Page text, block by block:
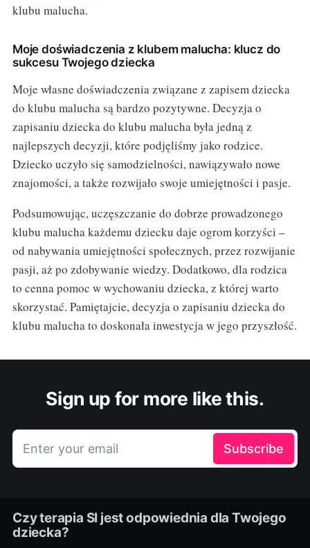
klubu malucha.
Moje doświadczenia z klubem malucha: klucz do
sukcesu Twojego dziecka
Moje własne doświadczenia związane z zapisem dziecka
do klubu malucha są bardzo pozytywne. Decyzja o
zapisaniu dziecka do klubu malucha była jedną z
najlepszych decyzji, które podjęliśmy jako rodzice.
Dziecko uczyło się samodzielności, nawiązywało nowe
znajomości, a także rozwijało swoje umiejętności i pasje.
Podsumowując, uczęszczanie do dobrze prowadzonego
klubu malucha każdemu dziecku daje ogrom korzyści –
od nabywania umiejętności społecznych, przez rozwijanie
pasji, aż po zdobywanie wiedzy. Dodatkowo, dla rodzica
to cenna pomoc w wychowaniu dziecka, z której warto
skorzystać. Pamiętajcie, decyzja o zapisaniu dziecka do
klubu malucha to doskonała inwestycja w jego przyszłość.
Sign up for more like this.
Enter your email Subscribe
Czy terapia SI jest odpowiednia dla Twojego
dziecka?